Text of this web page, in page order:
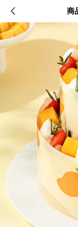
商
北京、深圳、广
天津、重庆、成
南昌、厦门、海